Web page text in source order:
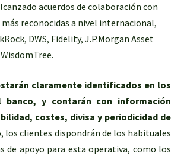
acuerdos de colaboración con
reconocidas a nivel internacional,
DWS, Fidelity, J.P.Morgan Asset
claramente identificados en los
banco, y contarán con información
costes, divisa y periodicidad de
los clientes dispondrán de los habituales
de apoyo para esta operativa, como los